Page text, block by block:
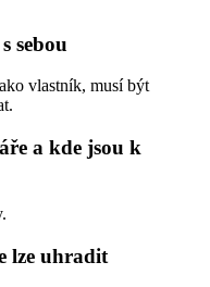
sebou
vlastník, musí být
a kde jsou k
lze uhradit